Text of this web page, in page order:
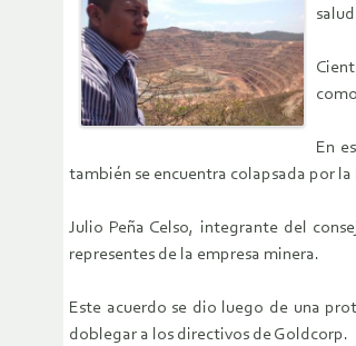
En
también se encuentra colapsada por
Julio Peña Celso, integrante del
representes de la empresa minera.
Este acuerdo se dio luego de una
doblegar a los directivos de Goldcorp.